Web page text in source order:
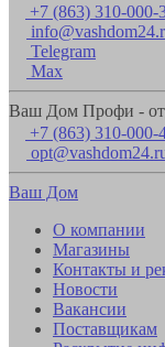
+7 (863) 310-000-
Telegram
Max
Ваш Дом Профи -
+7 (863) 310-000-
Ваш Дом
О компании
Магазины
Контакты и
Новости
Вакансии
Поставщикам